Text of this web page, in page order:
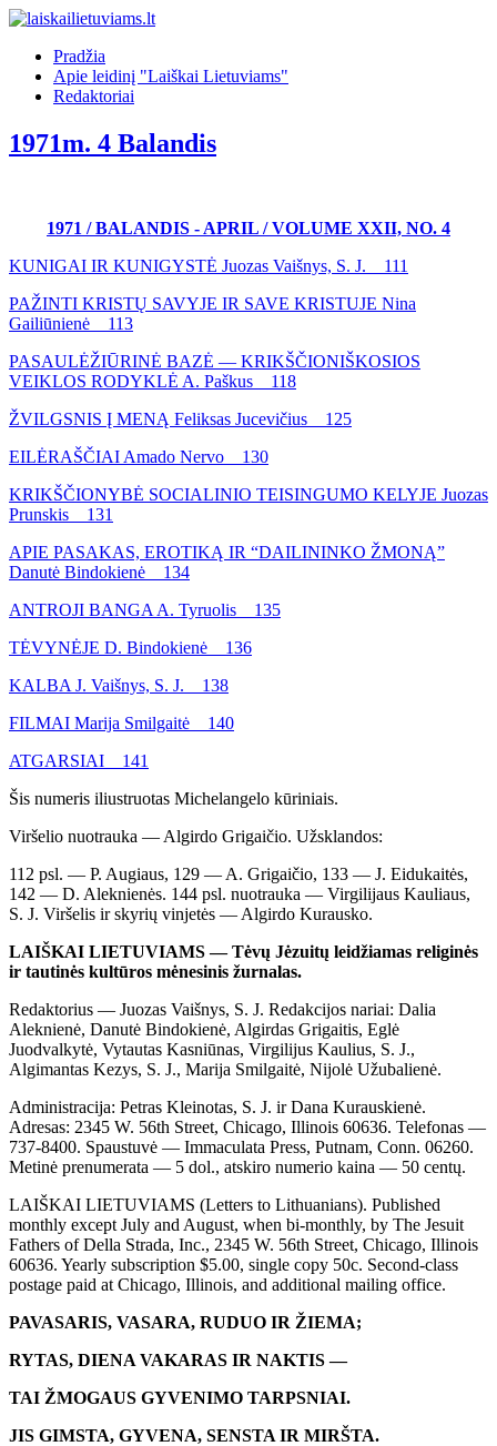
Pradžia
Apie leidinį "Laiškai Lietuviams"
Redaktoriai
1971m. 4 Balandis
1971 / BALANDIS - APRIL / VOLUME XXII, NO. 4
KUNIGAI IR KUNIGYSTĖ Juozas Vaišnys, S. J. 111
PAŽINTI KRISTŲ SAVYJE IR SAVE KRISTUJE Nina
Gailiūnienė 113
PASAULĖŽIŪRINĖ BAZĖ — KRIKŠČIONIŠKOSIOS
VEIKLOS RODYKLĖ A. Paškus 118
ŽVILGSNIS Į MENĄ Feliksas Jucevičius 125
EILĖRAŠČIAI Amado Nervo 130
KRIKŠČIONYBĖ SOCIALINIO TEISINGUMO KELYJE Juozas
Prunskis 131
APIE PASAKAS, EROTIKĄ IR “DAILININKO ŽMONĄ”
Danutė Bindokienė 134
ANTROJI BANGA A. Tyruolis 135
TĖVYNĖJE D. Bindokienė 136
KALBA J. Vaišnys, S. J. 138
FILMAI Marija Smilgaitė 140
ATGARSIAI 141
Šis numeris iliustruotas Michelangelo kūriniais.
Viršelio nuotrauka — Algirdo Grigaičio. Užsklandos:
112 psl. — P. Augiaus, 129 — A. Grigaičio, 133 — J. Eidukaitės,
142 — D. Aleknienės. 144 psl. nuotrauka — Virgilijaus Kauliaus,
S. J. Viršelis ir skyrių vinjetės — Algirdo Kurausko.
LAIŠKAI LIETUVIAMS — Tėvų Jėzuitų leidžiamas religinės
ir tautinės kultūros mėnesinis žurnalas.
Redaktorius — Juozas Vaišnys, S. J. Redakcijos nariai: Dalia
Aleknienė, Danutė Bindokienė, Algirdas Grigaitis, Eglė
Juodvalkytė, Vytautas Kasniūnas, Virgilijus Kaulius, S. J.,
Algimantas Kezys, S. J., Marija Smilgaitė, Nijolė Užubalienė.
Administracija: Petras Kleinotas, S. J. ir Dana Kurauskienė.
Adresas: 2345 W. 56th Street, Chicago, Illinois 60636. Telefonas —
737-8400. Spaustuvė — Immaculata Press, Putnam, Conn. 06260.
Metinė prenumerata — 5 dol., atskiro numerio kaina — 50 centų.
LAIŠKAI LIETUVIAMS (Letters to Lithuanians). Published
monthly except July and August, when bi-monthly, by The Jesuit
Fathers of Della Strada, Inc., 2345 W. 56th Street, Chicago, Illinois
60636. Yearly subscription $5.00, single copy 50c. Second-class
postage paid at Chicago, Illinois, and additional mailing office.
PAVASARIS, VASARA, RUDUO IR ŽIEMA;
RYTAS, DIENA VAKARAS IR NAKTIS —
TAI ŽMOGAUS GYVENIMO TARPSNIAI.
JIS GIMSTA, GYVENA, SENSTA IR MIRŠTA.